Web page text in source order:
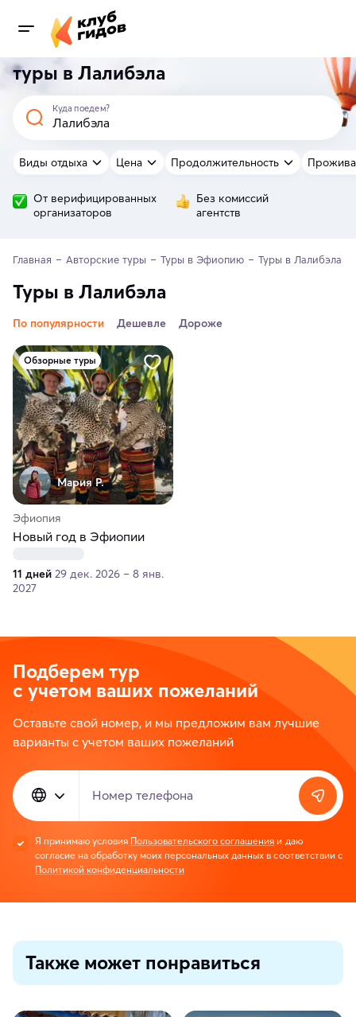
туры в Лалибэла
Куда поедем?
Виды отдыха Цена Продолжительность
От верифицированных
организаторов
Без комиссий
агентств
Главная Авторские туры Туры в Эфиопию Туры в Лалибэла
Туры в Лалибэла
По популярности Дешевле Дороже
Обзорные туры
Мария Р.
Эфиопия
Новый год в Эфиопии
11 дней 29 дек. 2026 – 8 янв.
2027
Подберем тур
с учетом ваших пожеланий
Оставьте свой номер, и мы предложим вам лучшие
варианты с учетом ваших пожеланий
Номер телефона
Я принимаю условия Пользовательского соглашения и даю
согласие на обработку моих персональных данных в соответствии с
Политикой конфиденциальности
Также может понравиться